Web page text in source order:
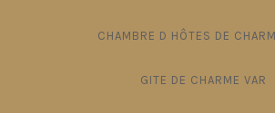
CHAMBRE D HÔTES DE
GITE DE CHARME VAR